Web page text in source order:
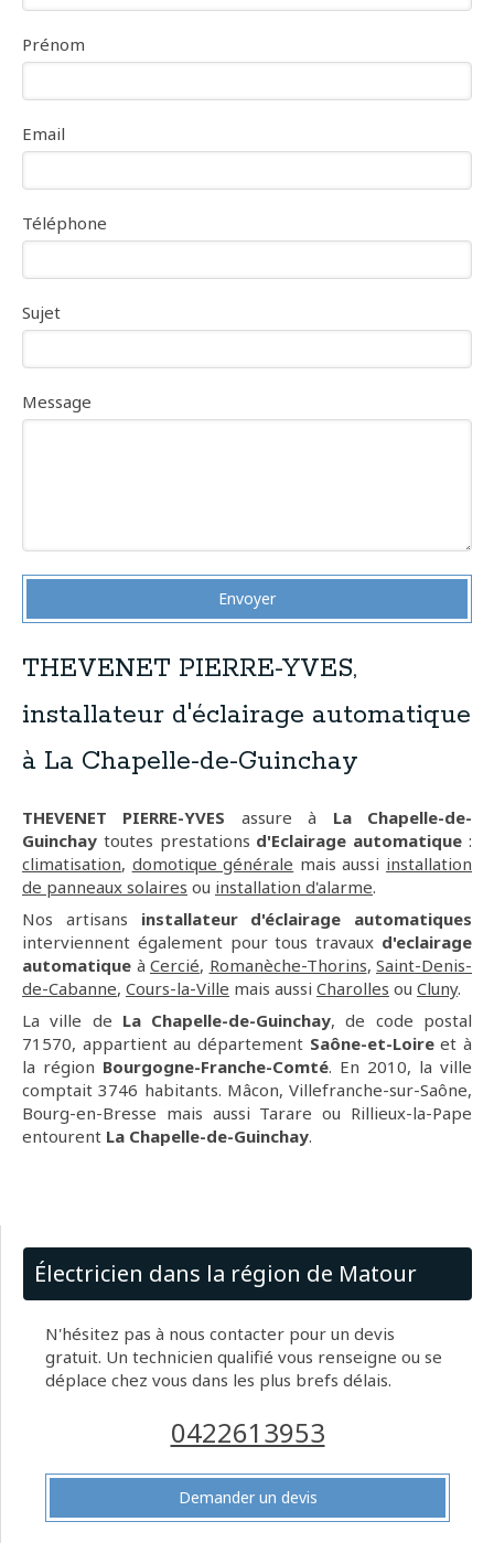
Prénom
Email
Téléphone
Sujet
Message
Envoyer
THEVENET PIERRE-YVES,
installateur d'éclairage automatique
à La Chapelle-de-Guinchay
THEVENET PIERRE-YVES assure à La Chapelle-de-
Guinchay toutes prestations d'Eclairage automatique :
climatisation, domotique générale mais aussi installation
de panneaux solaires ou installation d'alarme.
Nos artisans installateur d'éclairage automatiques
interviennent également pour tous travaux d'eclairage
automatique à Cercié, Romanèche-Thorins, Saint-Denis-
de-Cabanne, Cours-la-Ville mais aussi Charolles ou Cluny.
La ville de La Chapelle-de-Guinchay, de code postal
71570, appartient au département Saône-et-Loireet à
la région Bourgogne-Franche-Comté. En 2010, la ville
comptait 3746 habitants. Mâcon, Villefranche-sur-Saône,
Bourg-en-Bresse mais aussi Tarare ou Rillieux-la-Pape
entourent La Chapelle-de-Guinchay.
Électricien dans la région de Matour
N'hésitez pas à nous contacter pour un devis
gratuit. Un technicien qualifié vous renseigne ou se
déplace chez vous dans les plus brefs délais.
0422613953
Demander un devis